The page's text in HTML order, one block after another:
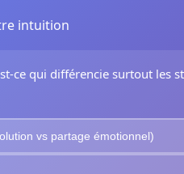
intuition
ce qui différencie surtout les
vs partage émotionnel)